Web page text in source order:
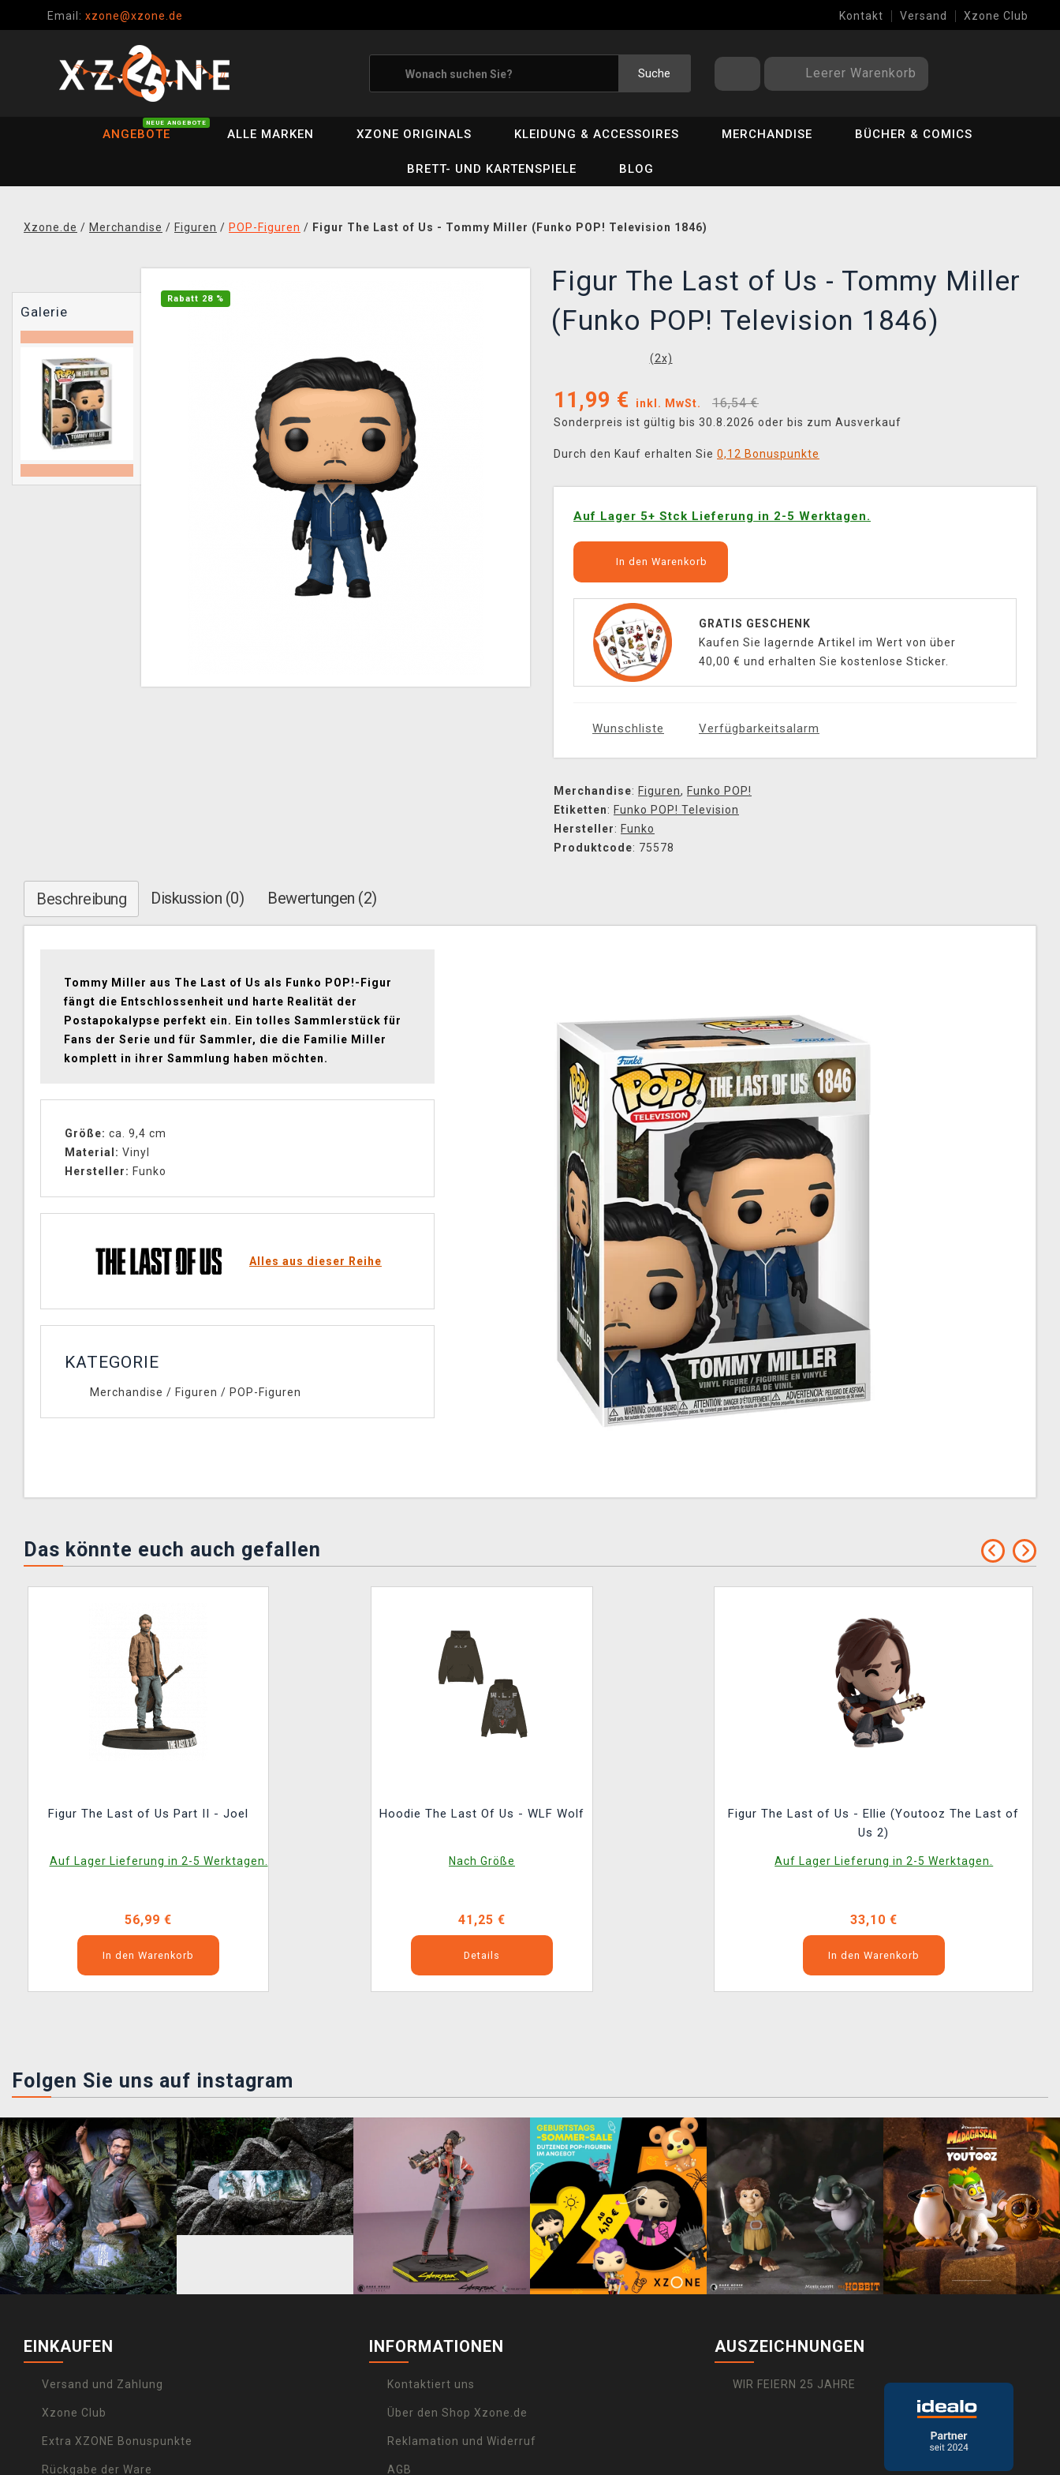
Email: xzone@xzone.de Kontakt Versand Xzone Club
Suche Leerer Warenkorb
ANGEBOTE
NEUE ANGEBOTE
ALLE MARKEN XZONE ORIGINALS KLEIDUNG & ACCESSOIRES MERCHANDISE BÜCHER & COMICS
BRETT- UND KARTENSPIELE BLOG
Xzone.de / Merchandise / Figuren / POP-Figuren / Figur The Last of Us - Tommy Miller (Funko POP! Television 1846)
Galerie
Rabatt 28 %
Figur The Last of Us - Tommy Miller
(Funko POP! Television 1846)
(2x)
11,99 € inkl. MwSt. 16,54 €
Sonderpreis ist gültig bis 30.8.2026 oder bis zum Ausverkauf
Durch den Kauf erhalten Sie 0,12 Bonuspunkte
Auf Lager 5+ Stck Lieferung in 2-5 Werktagen.
In den Warenkorb
GRATIS GESCHENK
Kaufen Sie lagernde Artikel im Wert von über
40,00 € und erhalten Sie kostenlose Sticker.
Wunschliste Verfügbarkeitsalarm
Merchandise: Figuren, Funko POP!
Etiketten: Funko POP! Television
Hersteller: Funko
Produktcode: 75578
Beschreibung Diskussion (0) Bewertungen (2)
Tommy Miller aus The Last of Us als Funko POP!-Figur
fängt die Entschlossenheit und harte Realität der
Postapokalypse perfekt ein. Ein tolles Sammlerstück für
Fans der Serie und für Sammler, die die Familie Miller
komplett in ihrer Sammlung haben möchten.
Größe: ca. 9,4 cm
Material: Vinyl
Hersteller: Funko
Alles aus dieser Reihe
KATEGORIE
Merchandise / Figuren / POP-Figuren
Das könnte euch auch gefallen
Figur The Last of Us Part II - Joel
Auf Lager Lieferung in 2-5 Werktagen.
56,99 €
In den Warenkorb
Hoodie The Last Of Us - WLF Wolf
Nach Größe
41,25 €
Details
Figur The Last of Us - Ellie (Youtooz The Last of
Us 2)
Auf Lager Lieferung in 2-5 Werktagen.
33,10 €
In den Warenkorb
Folgen Sie uns auf instagram
EINKAUFEN
Versand und Zahlung
Xzone Club
Extra XZONE Bonuspunkte
Rückgabe der Ware
INFORMATIONEN
Kontaktiert uns
Über den Shop Xzone.de
Reklamation und Widerruf
AGB
AUSZEICHNUNGEN
WIR FEIERN 25 JAHRE